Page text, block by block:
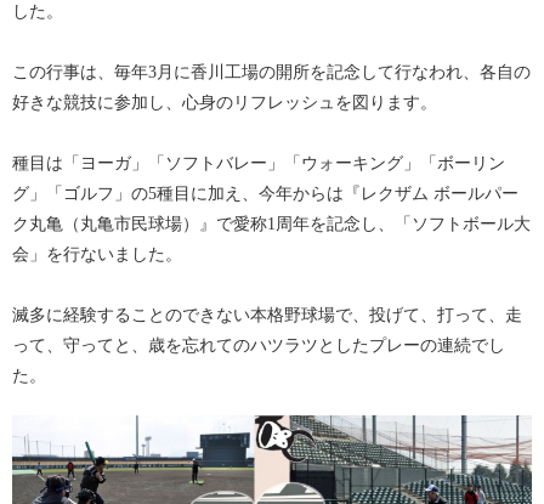
した。
この行事は、毎年3月に香川工場の開所を記念して行なわれ、各自の
好きな競技に参加し、心身のリフレッシュを図ります。
種目は「ヨーガ」「ソフトバレー」「ウォーキング」「ボーリン
グ」「ゴルフ」の5種目に加え、今年からは『レクザム ボールパー
ク丸亀（丸亀市民球場）』で愛称1周年を記念し、「ソフトボール大
会」を行ないました。
滅多に経験することのできない本格野球場で、投げて、打って、走
って、守ってと、歳を忘れてのハツラツとしたプレーの連続でし
た。